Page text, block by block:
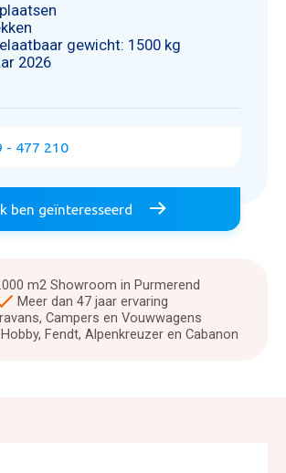
gewicht: 1500 kg
2026
- 477 210
ben geïnteresseerd
m2 Showroom in Purmerend
Meer dan 47 jaar ervaring
Campers en Vouwwagens
Fendt, Alpenkreuzer en Cabanon